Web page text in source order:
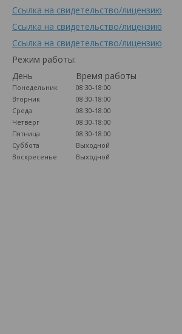
Ссылка на свидетельство/лицензию
Ссылка на свидетельство/лицензию
Ссылка на свидетельство/лицензию
Режим работы:
День
Время работы
Понедельник
08:30-18:00
Вторник
08:30-18:00
Среда
08:30-18:00
Четверг
08:30-18:00
Пятница
08:30-18:00
Суббота
Выходной
Воскресенье
Выходной